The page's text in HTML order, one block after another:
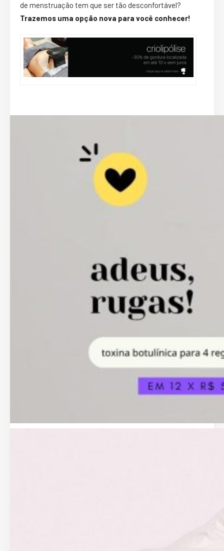
de menstruação tem que ser tão desconfortável?
Trazemos uma opção nova para você conhecer!